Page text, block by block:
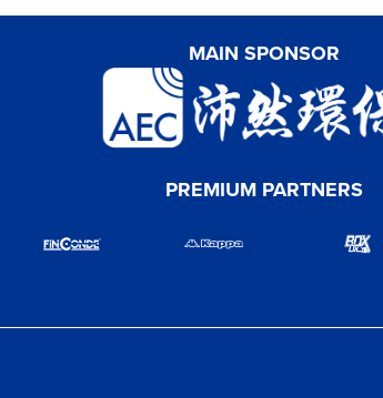
MAIN SPONSOR
PREMIUM PARTNERS